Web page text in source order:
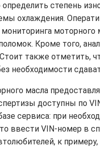
степень
охлаждения.
моторного
Кроме того,
также отметить,
необходимости
масла
доступны по
сервиса: при
ввести VIN-номер в
к